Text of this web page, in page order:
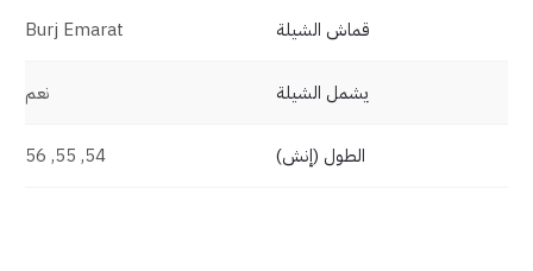
قماش الشيلة Burj Emarat
يشمل الشيلة نعم
الطول (إنش) 54, 55, 56